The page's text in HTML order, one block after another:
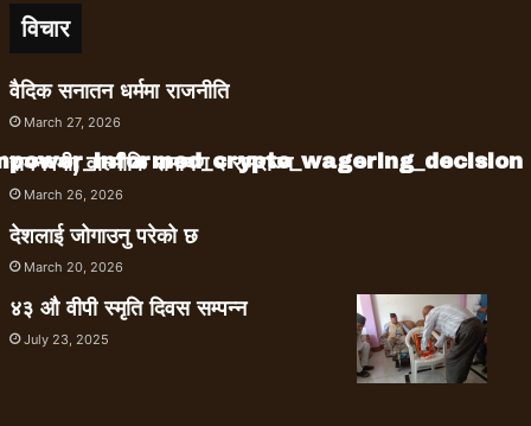
विचार
वैदिक सनातन धर्ममा राजनीति
March 27, 2026
रामनवमी, वाल्मीकि रामायण र रामराज्य
March 26, 2026
देशलाई जोगाउनु परेको छ
March 20, 2026
४३ औ वीपी स्मृति दिवस सम्पन्न
July 23, 2025